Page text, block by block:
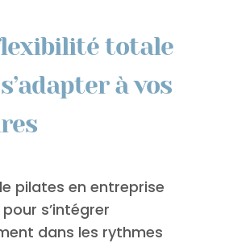
totale
à vos
pilates en entreprise
s’intégrer
dans les rythmes